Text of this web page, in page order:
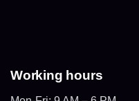
Working hours